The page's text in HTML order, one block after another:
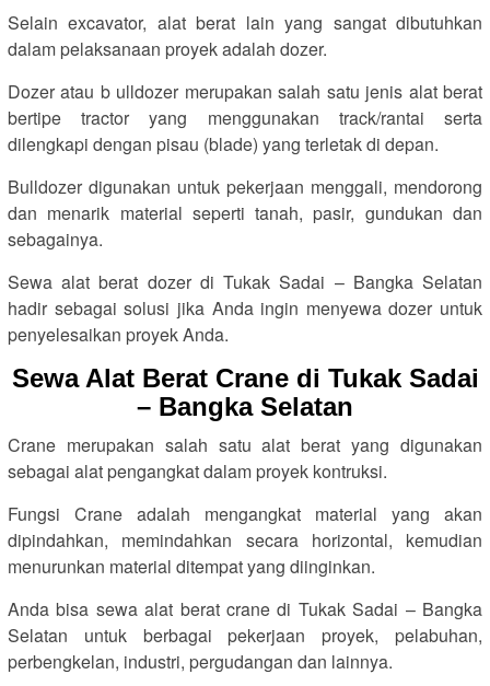
Selain excavator, alat berat lain yang sangat dibutuhkan
dalam pelaksanaan proyek adalah dozer.
Dozer atau b ulldozer merupakan salah satu jenis alat berat
bertipe tractor yang menggunakan track/rantai serta
dilengkapi dengan pisau (blade) yang terletak di depan.
Bulldozer digunakan untuk pekerjaan menggali, mendorong
dan menarik material seperti tanah, pasir, gundukan dan
sebagainya.
Sewa alat berat dozer di Tukak Sadai – Bangka Selatan
hadir sebagai solusi jika Anda ingin menyewa dozer untuk
penyelesaikan proyek Anda.
Sewa Alat Berat Crane di Tukak Sadai
– Bangka Selatan
Crane merupakan salah satu alat berat yang digunakan
sebagai alat pengangkat dalam proyek kontruksi.
Fungsi Crane adalah mengangkat material yang akan
dipindahkan, memindahkan secara horizontal, kemudian
menurunkan material ditempat yang diinginkan.
Anda bisa sewa alat berat crane di Tukak Sadai – Bangka
Selatan untuk berbagai pekerjaan proyek, pelabuhan,
perbengkelan, industri, pergudangan dan lainnya.